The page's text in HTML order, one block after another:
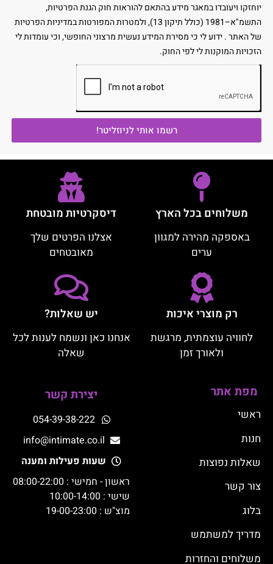
יוחזקו ויעובדו במאגר מידע בהתאם להוראות חוק הגנת הפרטיות,
התשמ"א–1981 (כולל תיקון 13), ולמטרות המפורטות במדיניות הפרטיות
של האתר . ידוע לי כי מסירת המידע נעשית מרצוני החופשי, וכי עומדות לי
הזכויות המוקנות לי לפי החוק.
רשמו אותי לניוזליטר!
משלוחים בכל הארץ
באספקה מהירה למגוון
ערים
דיסקרטיות מובטחת
אצלנו הפרטים שלך
מאובטחים
רק מוצרי איכות
לחוויה עוצמתית, מרגשת
ולאורך זמן
יש שאלות?
אנחנו כאן ונשמח לענות לכל
שאלה
מפת אתר
ראשי
חנות
שאלות נפוצות
צור קשר
בלוג
מדריך למשתמש
משלוחים והחזרות
יצירת קשר
054-39-38-222
info@intimate.co.il
שעות פעילות ומענה
ראשון - חמישי : 08:00-22:00
שישי : 10:00-14:00
מוצ"ש : 19-00-23:00